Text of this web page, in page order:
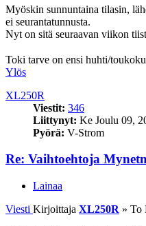
Myöskin sunnuntaina tilasin,
ei seurantatunnusta.
Nyt on sitä seuraavan viikon
Toki tarve on ensi huhti/
Ylös
XL250R
Viestit: 346
Liittynyt: Ke Joulu 09,
Pyörä: V-Strom
Re: Vaihtoehtoja
Lainaa
Viesti Kirjoittaja XL250R » To